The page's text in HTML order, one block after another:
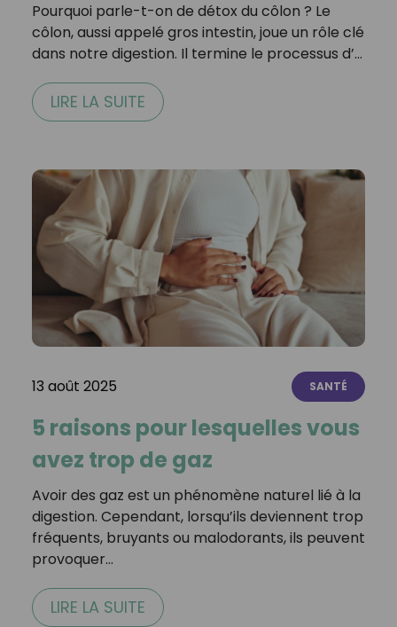
Pourquoi parle-t-on de détox du côlon ? Le
côlon, aussi appelé gros intestin, joue un rôle clé
dans notre digestion. Il termine le processus d’…
LIRE LA SUITE
13 août 2025 SANTÉ
5 raisons pour lesquelles vous
avez trop de gaz
Avoir des gaz est un phénomène naturel lié à la
digestion. Cependant, lorsqu’ils deviennent trop
fréquents, bruyants ou malodorants, ils peuvent
provoquer…
LIRE LA SUITE